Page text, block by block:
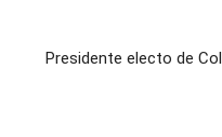
Presidente electo de